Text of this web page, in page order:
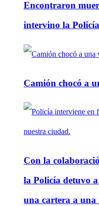
Encontraron
intervino la
Camión chocó a
Con la
la Policía detuvo
una cartera a una